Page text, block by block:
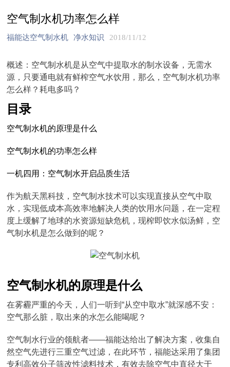
空气制水机功率怎么样
福能达空气制水机 净水知识 2018/11/12
概述：空气制水机是从空气中提取水的制水设备，无需水
源，只要通电就有鲜榨空气水饮用，那么，空气制水机功率
怎么样？耗电多吗？
目录
空气制水机的原理是什么
空气制水机的功率怎么样
一机四用：空气制水开启品质生活
作为航天黑科技，空气制水技术可以实现直接从空气中取
水，实现低成本高效率地解决人类的饮用水问题，在一定程
度上缓解了地球的水资源短缺危机，现榨即饮水似汤鲜，空
气制水机是怎么做到的呢？
空气制水机的原理是什么
在雾霾严重的今天，人们一听到“从空中取水”就深感不安：
空气那么脏，取出来的水怎么能喝呢？
空气制水行业的领航者——福能达给出了解决方案，收集自
然空气先进行三重空气过滤，在此环节，福能达采用了集团
专利高效分子筛改性滤料技术，有效去除空气中直径大于